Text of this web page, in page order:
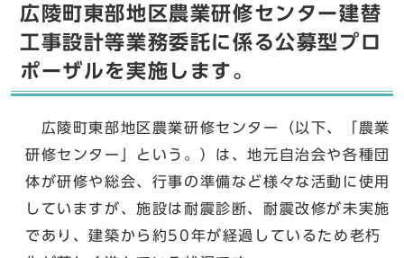
広陵町東部地区農業研修センター建替
工事設計等業務委託に係る公募型プロ
ポーザルを実施します。
広陵町東部地区農業研修センター（以下、「農業
研修センター」という。）は、地元自治会や各種団
体が研修や総会、行事の準備など様々な活動に使用
していますが、施設は耐震診断、耐震改修が未実施
であり、建築から約50年が経過しているため老朽